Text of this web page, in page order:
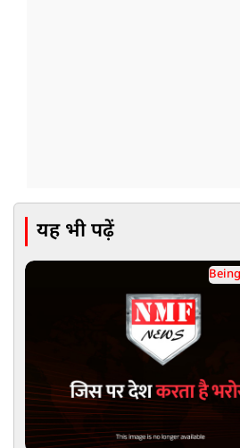
यह भी पढ़ें